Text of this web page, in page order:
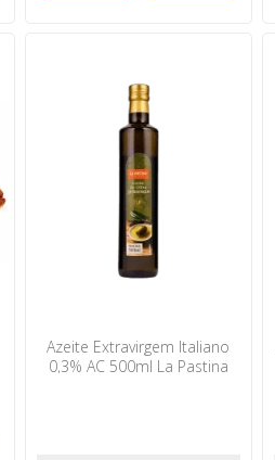
Azeite Extravirgem Italiano
0,3% AC 500ml La Pastina